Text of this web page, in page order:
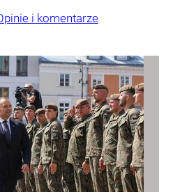
i komentarze